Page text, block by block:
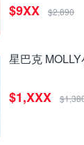
$9XX $2,890
星巴克
$1,XXX